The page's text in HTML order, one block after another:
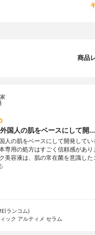
商品
国人の肌をベースにして開...
人の肌をベースにして開発してい
専用の処方はすごく信頼感があり
美容液は、肌の常在菌を意識した
ランコム)
ック アルティメ セラム